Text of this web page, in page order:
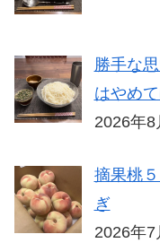
勝手な
はやめ
2026年8
摘果桃
ぎ
2026年7